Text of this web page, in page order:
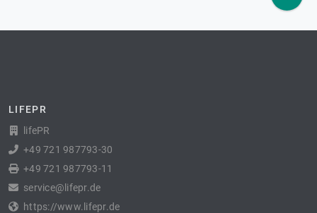
LIFEPR
lifePR
+49 721 987793-30
+49 721 987793-11
service@lifepr.de
https://www.lifepr.de